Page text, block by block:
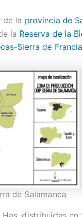
de la provincia de
la Reserva de la
Sierra de Francia
de Salamanca